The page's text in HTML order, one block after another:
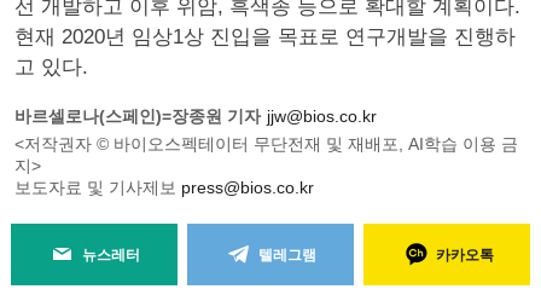
선 개발하고 이후 위암, 흑색종 등으로 확대할 계획이다.
현재 2020년 임상1상 진입을 목표로 연구개발을 진행하
고 있다.
바르셀로나(스페인)=장종원 기자 jjw@bios.co.kr
<저작권자 © 바이오스펙테이터 무단전재 및 재배포, AI학습 이용 금
지>
보도자료 및 기사제보 press@bios.co.kr
뉴스레터 텔레그램 카카오톡